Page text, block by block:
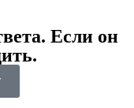
Если он